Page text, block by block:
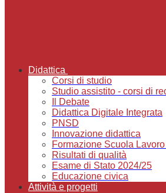
Didattica
Corsi di studio
Studio assistito - corsi di
Il Debate
Didattica Digitale Integrata
PNSD
Innovazione didattica
Formazione Scuola
Risultati di qualità
Esame di Stato 2024/25
Educazione civica
Attività e progetti